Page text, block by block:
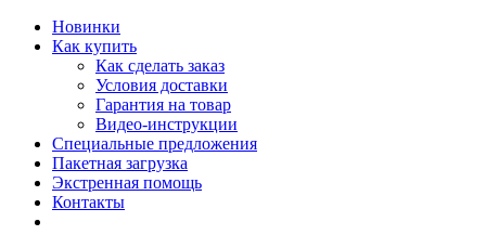
Новинки
Как купить
Как сделать заказ
Условия доставки
Гарантия на товар
Видео-инструкции
Специальные предложения
Пакетная загрузка
Экстренная помощь
Контакты